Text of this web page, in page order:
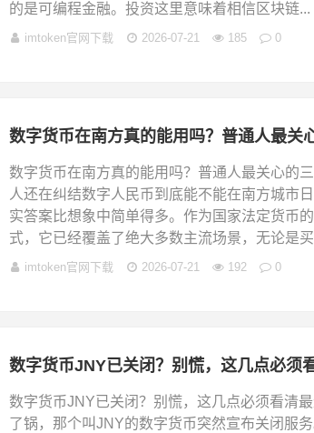
的是可编程金融。投资这里意味着相信区块链...
imtoken官网下载 2026-07-21 185 0
数字货币在南方真的能用吗？普通人最关心的
人还在纠结数字人民币到底能不能在南方城市
实答案比想象中简单得多。作为国家法定货币
式，它已经覆盖了绝大多数主流场景，无论是
imtoken官网下载 2026-07-21 192 0
数字货币JNY已关闭？别慌，这几点必须
数字货币JNY已关闭？别慌，这几点必须看清
了锅，那个叫JNY的数字货币突然宣布关闭服